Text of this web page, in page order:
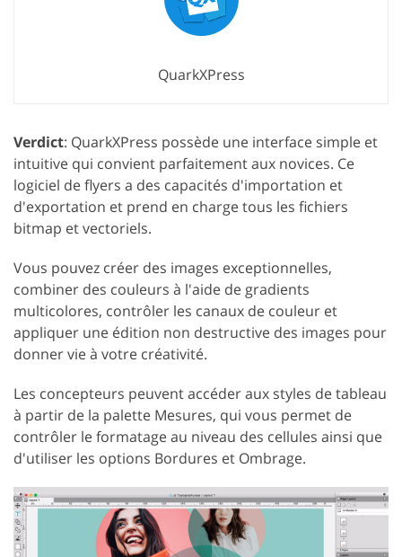
QuarkXPress
Verdict: QuarkXPress possède une interface simple et
intuitive qui convient parfaitement aux novices. Ce
logiciel de flyers a des capacités d'importation et
d'exportation et prend en charge tous les fichiers
bitmap et vectoriels.
Vous pouvez créer des images exceptionnelles,
combiner des couleurs à l'aide de gradients
multicolores, contrôler les canaux de couleur et
appliquer une édition non destructive des images pour
donner vie à votre créativité.
Les concepteurs peuvent accéder aux styles de tableau
à partir de la palette Mesures, qui vous permet de
contrôler le formatage au niveau des cellules ainsi que
d'utiliser les options Bordures et Ombrage.